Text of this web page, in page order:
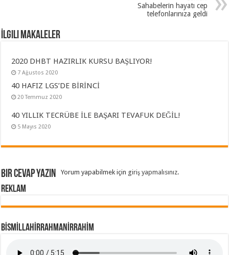
Sahabelerin hayatı cep
telefonlarınıza geldi
İlgili Makaleler
2020 DHBT HAZIRLIK KURSU BAŞLIYOR!
7 Ağustos 2020
40 HAFIZ LGS’DE BİRİNCİ
20 Temmuz 2020
40 YILLIK TECRÜBE İLE BAŞARI TEVAFUK DEĞİL!
5 Mayıs 2020
Bir cevap yazın Yorum yapabilmek için giriş yapmalısınız.
REKLAM
BİSMİLLAHİRRAHMANİRRAHİM